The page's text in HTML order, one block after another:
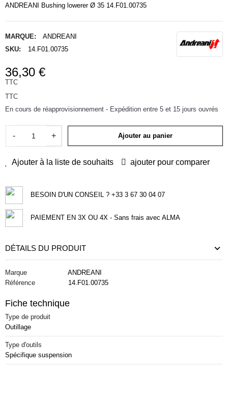
ANDREANI Bushing lowerer Ø 35 14.F01.00735
MARQUE:
ANDREANI
SKU:
14.F01.00735
36,30 €
TTC
TTC
En cours de réapprovisionnement - Expédition entre 5 et 15 jours ouvrés
- + Ajouter au panier
Ajouter à la liste de souhaits ajouter pour comparer
BESOIN D'UN CONSEIL ? +33 3 67 30 04 07
PAIEMENT EN 3X OU 4X - Sans frais avec ALMA
DÉTAILS DU PRODUIT
Marque
ANDREANI
Référence
14.F01.00735
Fiche technique
Type de produit
Outillage
Type d'outils
Spécifique suspension